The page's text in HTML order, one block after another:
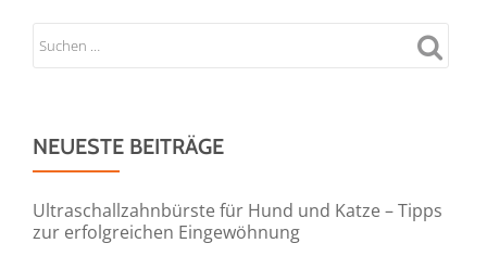
NEUESTE BEITRÄGE
Ultraschallzahnbürste für Hund und Katze – Tipps
zur erfolgreichen Eingewöhnung